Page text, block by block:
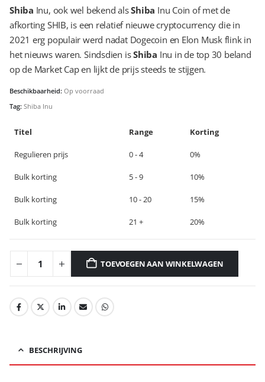
was:
€4.00.
is:
€2.00.
Shiba Inu, ook wel bekend alsShiba Inu Coin of met de
afkorting SHIB, is een relatief nieuwe cryptocurrency die in
2021 erg populair werd nadat Dogecoin en Elon Musk flink in
het nieuws waren. Sindsdien isShiba Inu in de top 30 beland
op de Market Cap en lijkt de prijs steeds te stijgen.
Beschikbaarheid: Op voorraad
Tag: Shiba Inu
Titel Range Korting
Regulieren prijs 0 - 4 0%
Bulk korting 5 - 9 10%
Bulk korting 10 - 20 15%
Bulk korting 21 + 20%
TOEVOEGEN AAN WINKELWAGEN
BESCHRIJVING